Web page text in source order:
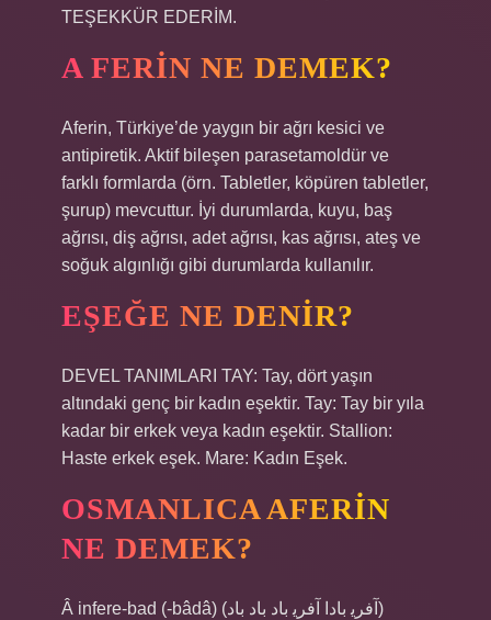
TEŞEKKÜR EDERİM.
A FERIN NE DEMEK?
Aferin, Türkiye’de yaygın bir ağrı kesici ve
antipiretik. Aktif bileşen parasetamoldür ve
farklı formlarda (örn. Tabletler, köpüren tabletler,
şurup) mevcuttur. İyi durumlarda, kuyu, baş
ağrısı, diş ağrısı, adet ağrısı, kas ağrısı, ateş ve
soğuk algınlığı gibi durumlarda kullanılır.
EŞEĞE NE DENIR?
DEVEL TANIMLARI TAY: Tay, dört yaşın
altındaki genç bir kadın eşektir. Tay: Tay bir yıla
kadar bir erkek veya kadın eşektir. Stallion:
Haste erkek eşek. Mare: Kadın Eşek.
OSMANLICA AFERIN
NE DEMEK?
Â infere-bad (-bâdâ) (ﺁﻓﺮﻳ ﺑﺎﺩﺍ ﺁﻓﺮﻳ ﺑﺎﺩ ﺑﺎﺩ ﺑﺎﺩ)